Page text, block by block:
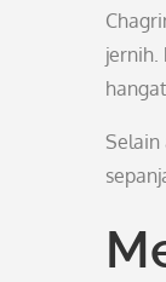
jernih.
Selain